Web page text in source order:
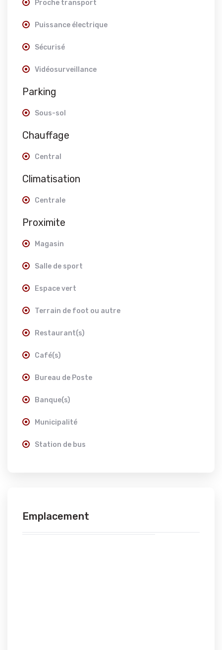
Proche transport
Puissance électrique
Sécurisé
Vidéosurveillance
Parking
Sous-sol
Chauffage
Central
Climatisation
Centrale
Proximite
Magasin
Salle de sport
Espace vert
Terrain de foot ou autre
Restaurant(s)
Café(s)
Bureau de Poste
Banque(s)
Municipalité
Station de bus
Emplacement